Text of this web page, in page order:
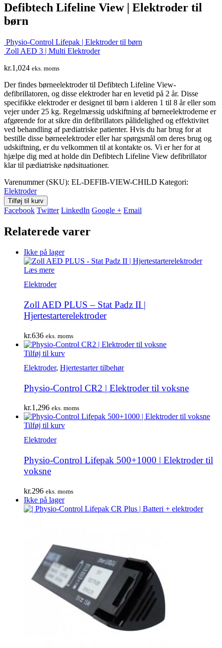
Defibtech Lifeline View | Elektroder til
børn
Physio-Control Lifepak | Elektroder til børn
Zoll AED 3 | Multi Elektroder
kr.1,024 eks. moms
Der findes børneelektroder til Defibtech Lifeline View-
defibrillatoren, og disse elektroder har en levetid på 2 år. Disse
specifikke elektroder er designet til børn i alderen 1 til 8 år eller som
vejer under 25 kg. Regelmæssig udskiftning af børneelektroderne er
afgørende for at sikre din defibrillators pålidelighed og effektivitet
ved behandling af pædiatriske patienter. Hvis du har brug for at
bestille disse børneelektroder eller har spørgsmål om deres brug og
udskiftning, er du velkommen til at kontakte os. Vi er her for at
hjælpe dig med at holde din Defibtech Lifeline View defibrillator
klar til pædiatriske nødsituationer.
Varenummer (SKU): EL-DEFIB-VIEW-CHILD Kategori:
Elektroder
Tilføj til kurv
Facebook Twitter LinkedIn Google + Email
Relaterede varer
Ikke på lager
Læs mere
Elektroder
Zoll AED PLUS – Stat Padz II |
Hjertestarterelektroder
kr.636 eks. moms
Tilføj til kurv
Elektroder, Hjertestarter tilbehør
Physio-Control CR2 | Elektroder til voksne
kr.1,296 eks. moms
Tilføj til kurv
Elektroder
Physio-Control Lifepak 500+1000 | Elektroder til
voksne
kr.296 eks. moms
Ikke på lager